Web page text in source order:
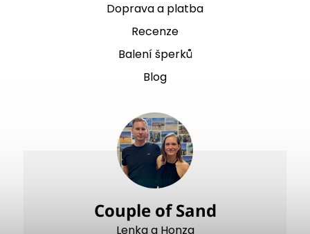
Doprava a platba
Recenze
Balení šperků
Blog
Couple of Sand
Lenka a Honza